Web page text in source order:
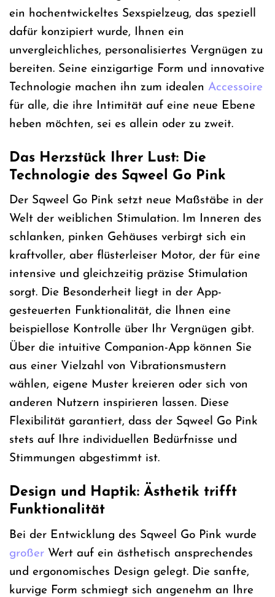
ein hochentwickeltes Sexspielzeug, das speziell
dafür konzipiert wurde, Ihnen ein
unvergleichliches, personalisiertes Vergnügen zu
bereiten. Seine einzigartige Form und innovative
Technologie machen ihn zum idealen Accessoire
für alle, die ihre Intimität auf eine neue Ebene
heben möchten, sei es allein oder zu zweit.
Das Herzstück Ihrer Lust: Die
Technologie des Sqweel Go Pink
Der Sqweel Go Pink setzt neue Maßstäbe in der
Welt der weiblichen Stimulation. Im Inneren des
schlanken, pinken Gehäuses verbirgt sich ein
kraftvoller, aber flüsterleiser Motor, der für eine
intensive und gleichzeitig präzise Stimulation
sorgt. Die Besonderheit liegt in der App-
gesteuerten Funktionalität, die Ihnen eine
beispiellose Kontrolle über Ihr Vergnügen gibt.
Über die intuitive Companion-App können Sie
aus einer Vielzahl von Vibrationsmustern
wählen, eigene Muster kreieren oder sich von
anderen Nutzern inspirieren lassen. Diese
Flexibilität garantiert, dass der Sqweel Go Pink
stets auf Ihre individuellen Bedürfnisse und
Stimmungen abgestimmt ist.
Design und Haptik: Ästhetik trifft
Funktionalität
Bei der Entwicklung des Sqweel Go Pink wurde
großer Wert auf ein ästhetisch ansprechendes
und ergonomisches Design gelegt. Die sanfte,
kurvige Form schmiegt sich angenehm an Ihre